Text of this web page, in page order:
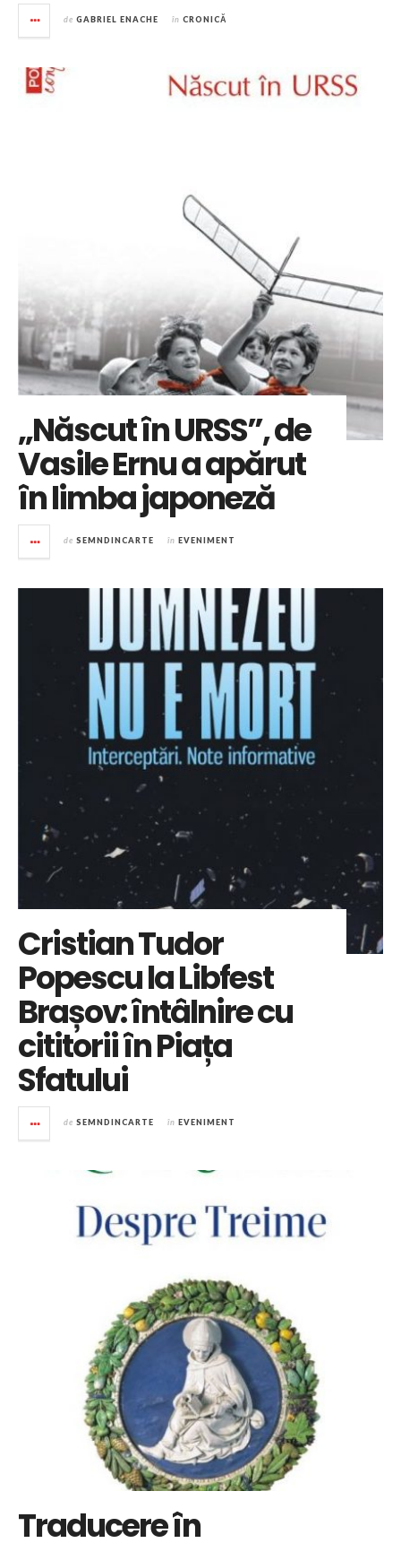
de GABRIEL ENACHE în CRONICĂ
„Născut în URSS”, de
Vasile Ernu a apărut
în limba japoneză
de SEMNDINCARTE în EVENIMENT
Cristian Tudor
Popescu la Libfest
Brașov: întâlnire cu
cititorii în Piața
Sfatului
de SEMNDINCARTE în EVENIMENT
Traducere în